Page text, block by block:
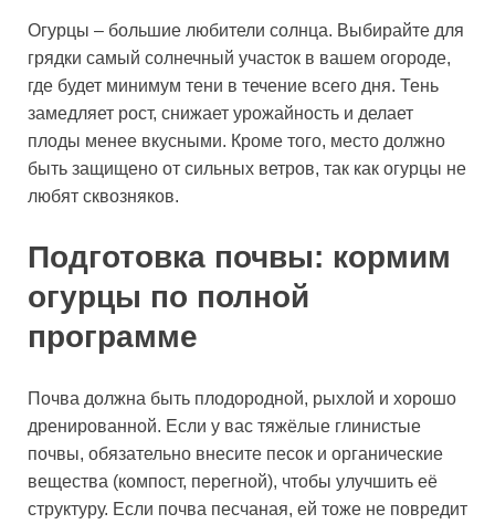
Огурцы – большие любители солнца. Выбирайте для
грядки самый солнечный участок в вашем огороде,
где будет минимум тени в течение всего дня. Тень
замедляет рост, снижает урожайность и делает
плоды менее вкусными. Кроме того, место должно
быть защищено от сильных ветров, так как огурцы не
любят сквозняков.
Подготовка почвы: кормим
огурцы по полной
программе
Почва должна быть плодородной, рыхлой и хорошо
дренированной. Если у вас тяжёлые глинистые
почвы, обязательно внесите песок и органические
вещества (компост, перегной), чтобы улучшить её
структуру. Если почва песчаная, ей тоже не повредит